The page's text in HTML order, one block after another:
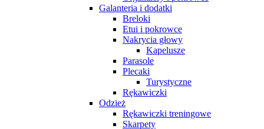
Galanteria i dodatki
Breloki
Etui i pokrowce
Nakrycia głowy
Kapelusze
Parasole
Plecaki
Turystyczne
Rękawiczki
Odzież
Rękawiczki treningowe
Skarpety